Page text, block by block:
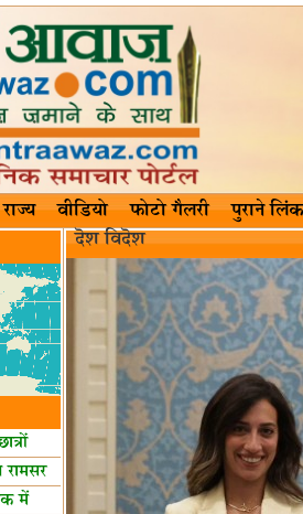
राज्य वीडियो फोटो गैलरी पुराने लिंक
में
दॆश‍ विदॆश‌